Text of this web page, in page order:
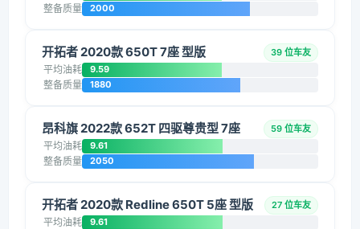
整备质量 2000
开拓者 2020款 650T 7座 型版 39 位车友
平均油耗 9.59
整备质量 1880
昂科旗 2022款 652T 四驱尊贵型 7座 59 位车友
平均油耗 9.61
整备质量 2050
开拓者 2020款 Redline 650T 5座 型版 27 位车友
平均油耗 9.61